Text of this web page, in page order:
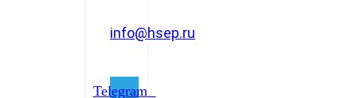
info@hsep.ru
Telegram